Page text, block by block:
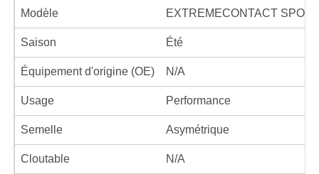
Modèle EXTREMECONTACT
Saison Été
Équipement d'origine (OE) N/A
Usage Performance
Semelle Asymétrique
Cloutable N/A